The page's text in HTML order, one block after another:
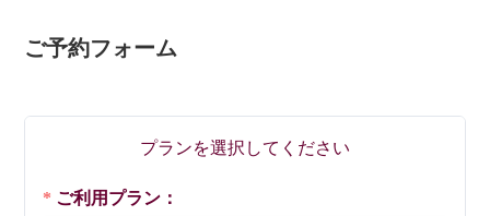
ください。
キャンセルについて
＜予約時間の12時間前まで＞
【クレジットカード決済】の場合は決済代行会社の手数料3.96%がか
ご予約フォーム
プランを選択してください
ご利用プラン：